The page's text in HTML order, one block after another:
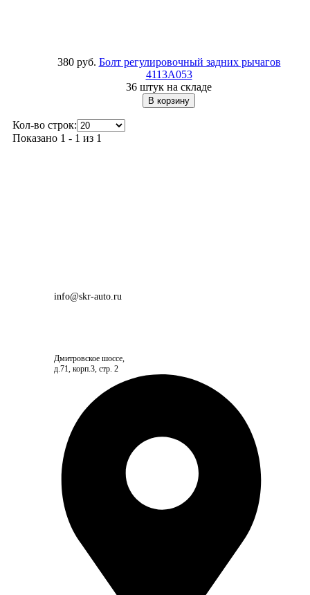
380 руб. Бoлт регулировочный задних рычагов
4113A053
36 штук на складе
Кол-во строк:
Показано 1 - 1 из 1
info@skr-auto.ru
Дмитровское шоссе,
д.71, корп.3, стр. 2